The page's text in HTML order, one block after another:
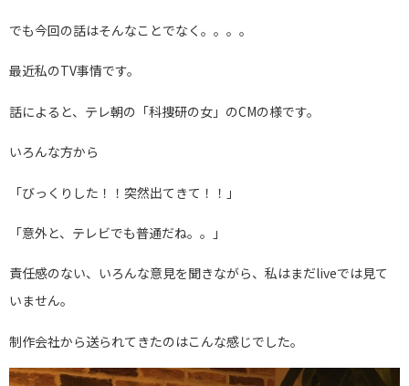
でも今回の話はそんなことでなく。。。。
最近私のTV事情です。
話によると、テレ朝の「科捜研の女」のCMの様です。
いろんな方から
「びっくりした！！突然出てきて！！」
「意外と、テレビでも普通だね。。」
責任感のない、いろんな意見を聞きながら、私はまだliveでは見て
いません。
制作会社から送られてきたのはこんな感じでした。